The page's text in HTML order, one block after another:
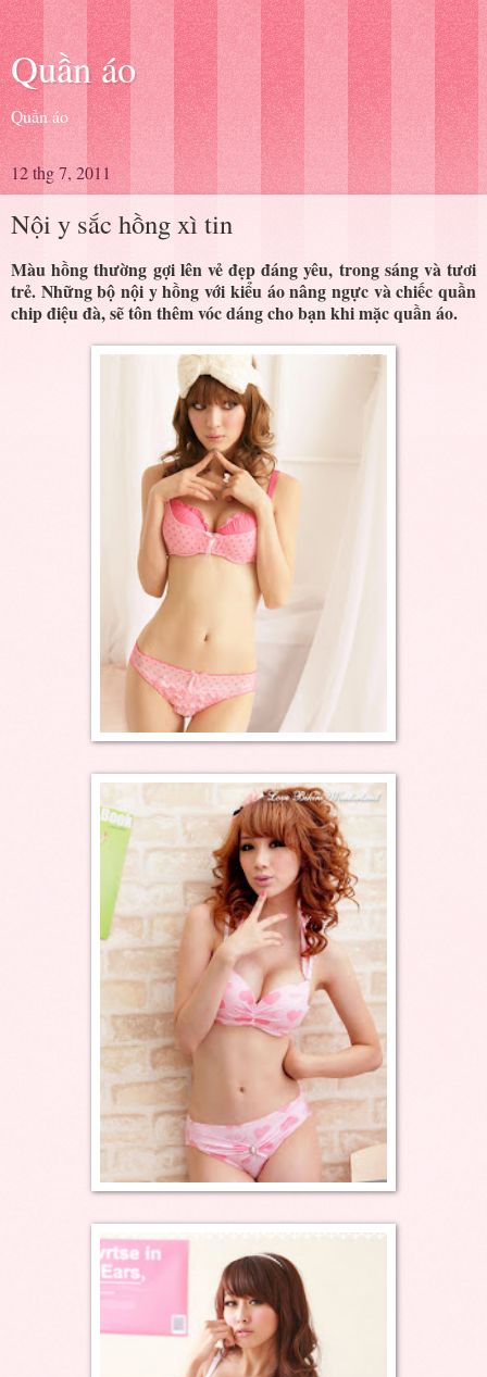
Quần áo
Quần áo
12 thg 7, 2011
Nội y sắc hồng xì tin
Màu hồng thường gợi lên vẻ đẹp đáng yêu, trong sáng và tươi
trẻ. Những bộ nội y hồng với kiểu áo nâng ngực và chiếc quần
chip điệu đà, sẽ tôn thêm vóc dáng cho bạn khi mặc quần áo.